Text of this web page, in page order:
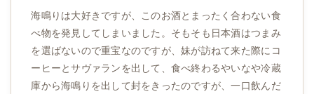
海鳴りは大好きですが、このお酒とまったく合わない食
べ物を発見してしまいました。そもそも日本酒はつまみ
を選ばないので重宝なのですが、妹が訪ねて来た際にコ
ーヒーとサヴァランを出して、食べ終わるやいなや冷蔵
庫から海鳴りを出して封をきったのですが、一口飲んだ